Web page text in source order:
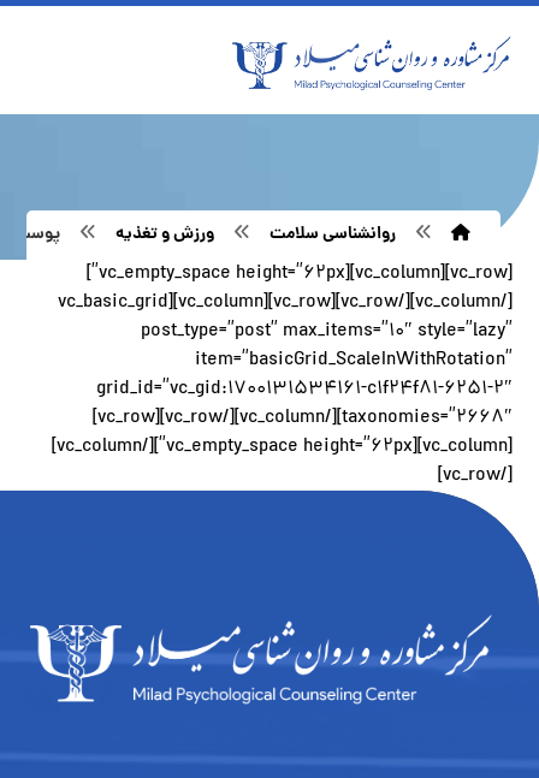
روانشناسی سلامت ورزش و تغذیه پوست و
[vc_row][vc_column][vc_empty_space height=”62px”]
[/vc_column][/vc_row][vc_row][vc_column][vc_basic_grid
post_type=”post” max_items=”10″ style=”lazy”
item=”basicGrid_ScaleInWithRotation”
grid_id=”vc_gid:1700131534161-c1f24f81-6251-2″
taxonomies=”2668″][/vc_column][/vc_row][vc_row]
[vc_column][vc_empty_space height=”62px”][/vc_column]
[/vc_row]